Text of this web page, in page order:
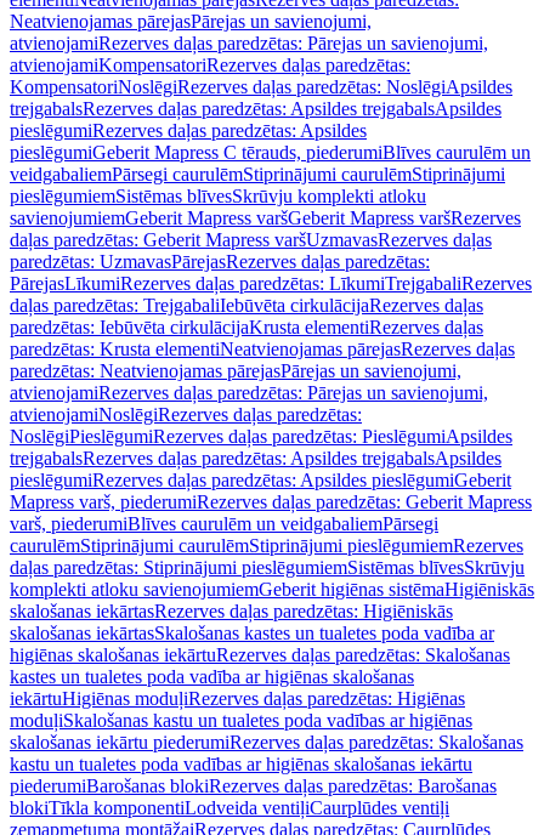
Neatvienojamas pārejasPārejas un savienojumi,
atvienojamiRezerves daļas paredzētas: Pārejas un savienojumi,
atvienojamiKompensatoriRezerves daļas paredzētas:
KompensatoriNoslēgiRezerves daļas paredzētas: NoslēgiApsildes
trejgabalsRezerves daļas paredzētas: Apsildes trejgabalsApsildes
pieslēgumiRezerves daļas paredzētas: Apsildes
pieslēgumiGeberit Mapress C tērauds, piederumiBlīves caurulēm un
veidgabaliemPārsegi caurulēmStiprinājumi caurulēmStiprinājumi
pieslēgumiemSistēmas blīvesSkrūvju komplekti atloku
savienojumiemGeberit Mapress varšGeberit Mapress varšRezerves
daļas paredzētas: Geberit Mapress varšUzmavasRezerves daļas
paredzētas: UzmavasPārejasRezerves daļas paredzētas:
PārejasLīkumiRezerves daļas paredzētas: LīkumiTrejgabaliRezerves
daļas paredzētas: TrejgabaliIebūvēta cirkulācijaRezerves daļas
paredzētas: Iebūvēta cirkulācijaKrusta elementiRezerves daļas
paredzētas: Krusta elementiNeatvienojamas pārejasRezerves daļas
paredzētas: Neatvienojamas pārejasPārejas un savienojumi,
atvienojamiRezerves daļas paredzētas: Pārejas un savienojumi,
atvienojamiNoslēgiRezerves daļas paredzētas:
NoslēgiPieslēgumiRezerves daļas paredzētas: PieslēgumiApsildes
trejgabalsRezerves daļas paredzētas: Apsildes trejgabalsApsildes
pieslēgumiRezerves daļas paredzētas: Apsildes pieslēgumiGeberit
Mapress varš, piederumiRezerves daļas paredzētas: Geberit Mapress
varš, piederumiBlīves caurulēm un veidgabaliemPārsegi
caurulēmStiprinājumi caurulēmStiprinājumi pieslēgumiemRezerves
daļas paredzētas: Stiprinājumi pieslēgumiemSistēmas blīvesSkrūvju
komplekti atloku savienojumiemGeberit higiēnas sistēmaHigiēniskās
skalošanas iekārtasRezerves daļas paredzētas: Higiēniskās
skalošanas iekārtasSkalošanas kastes un tualetes poda vadība ar
higiēnas skalošanas iekārtuRezerves daļas paredzētas: Skalošanas
kastes un tualetes poda vadība ar higiēnas skalošanas
iekārtuHigiēnas moduļiRezerves daļas paredzētas: Higiēnas
moduļiSkalošanas kastu un tualetes poda vadības ar higiēnas
skalošanas iekārtu piederumiRezerves daļas paredzētas: Skalošanas
kastu un tualetes poda vadības ar higiēnas skalošanas iekārtu
piederumiBarošanas blokiRezerves daļas paredzētas: Barošanas
blokiTīkla komponentiLodveida ventiļiCaurplūdes ventiļi
zemapmetuma montāžaiRezerves daļas paredzētas: Caurplūdes